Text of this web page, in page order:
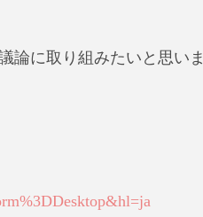
論に取り組みたいと思いま